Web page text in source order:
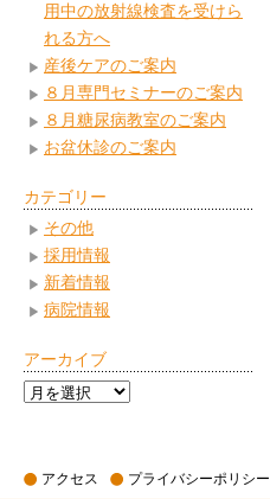
用中の放射線検査を受けら
れる方へ
産後ケアのご案内
８月専門セミナーのご案内
８月糖尿病教室のご案内
お盆休診のご案内
カテゴリー
その他
採用情報
新着情報
病院情報
アーカイブ
ア
イ アクセス プライバシーポリシー